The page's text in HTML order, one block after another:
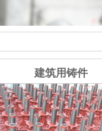
建筑用铸件